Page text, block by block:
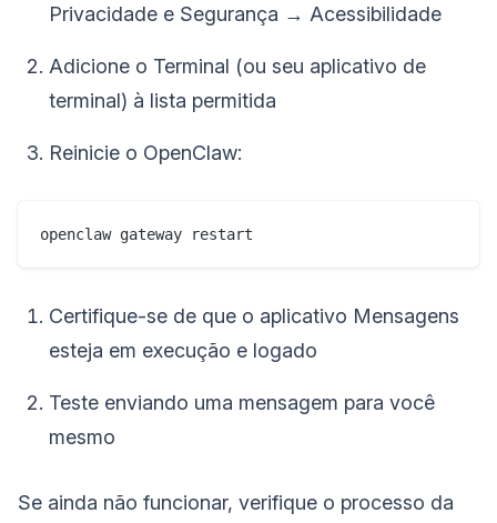
Privacidade e Segurança → Acessibilidade
Adicione o Terminal (ou seu aplicativo de
terminal) à lista permitida
Reinicie o OpenClaw:
Certifique-se de que o aplicativo Mensagens
esteja em execução e logado
Teste enviando uma mensagem para você
mesmo
Se ainda não funcionar, verifique o processo da